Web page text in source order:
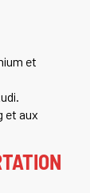
et
et aux